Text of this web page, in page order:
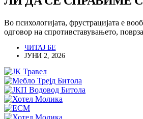
Во психологијата, фрустрацијата е
одговор на спротивставувањето,
ЧИТАЈ БЕ
ЈУНИ 2, 2026